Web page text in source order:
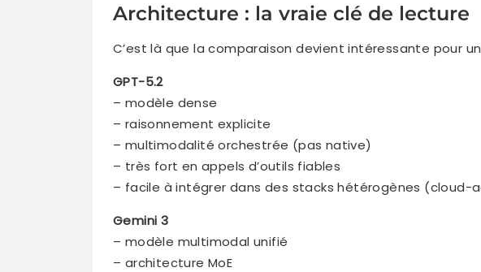
Architecture : la vraie clé de lecture
C’est là que la comparaison devient intéressante pour un
GPT-5.2
– modèle dense
– raisonnement explicite
– multimodalité orchestrée (pas native)
– très fort en appels d’outils fiables
– facile à intégrer dans des stacks hétérogènes (cloud-
Gemini 3
– modèle multimodal unifié
– architecture MoE